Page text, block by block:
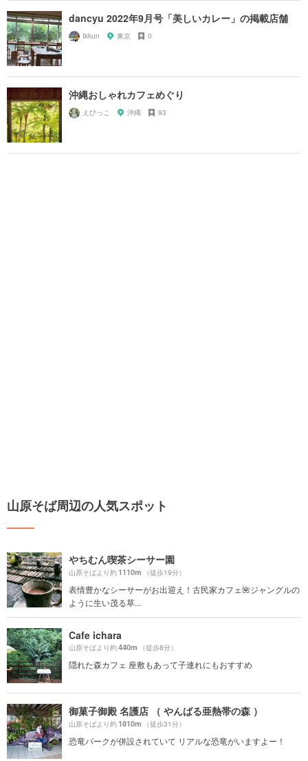
dancyu 2022年9月号「美しいカレー」の掲載店舗
Ikkun 東京 0
沖縄おしゃれカフェめぐり
えびっこ 沖縄 93
山原そば周辺の人気スポット
やちむん喫茶シーサー園
山原そばより約1110m （徒歩19分）
表情豊かなシーサーがお出迎え！古民家カフェ🌺ジャングルの
ように生い茂る草...
Cafe ichara
山原そばより約440m （徒歩8分）
隠れた森カフェ 座敷もあって子連れにもおすすめ
御菓子御殿 名護店 （ やんばる亜熱帯の森 ）
山原そばより約1810m （徒歩31分）
恐竜パークが併設されていて リアルな恐竜がいますよー！